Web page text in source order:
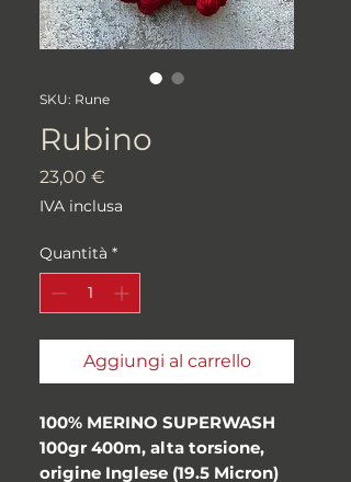
SKU: Rune
Rubino
23,00 €
IVA inclusa
Quantità *
Aggiungi al carrello
100% MERINO SUPERWASH
100gr 400m, alta torsione,
origine Inglese (19.5 Micron)